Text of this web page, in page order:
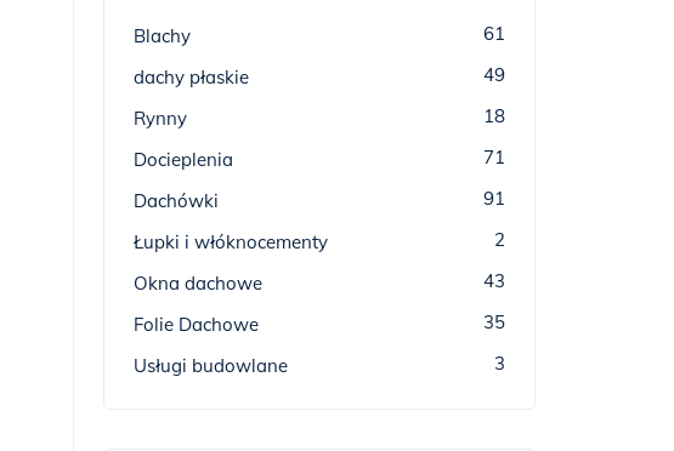
Blachy
61
dachy płaskie
49
Rynny
18
Docieplenia
71
Dachówki
91
Łupki i włóknocementy
2
Okna dachowe
43
Folie Dachowe
35
Usługi budowlane
3